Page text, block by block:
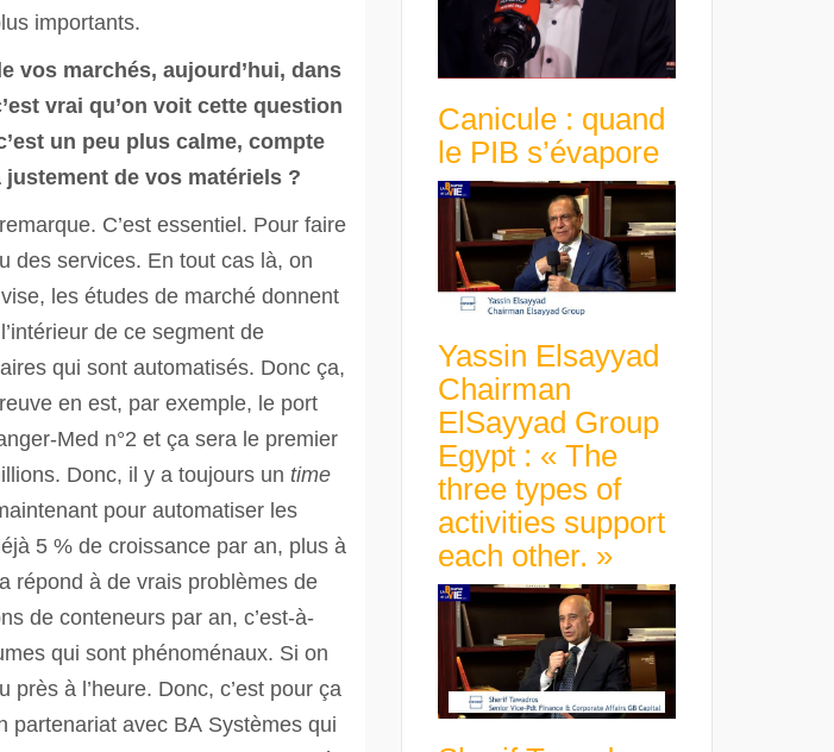
importants.
vos marchés, aujourd’hui, dans
vrai qu’on voit cette question
un peu plus calme, compte
de vos matériels ?
C’est essentiel. Pour faire
des services. En tout cas là, on
les études de marché donnent
de ce segment de
qui sont automatisés. Donc ça,
en est, par exemple, le port
Med n°2 et ça sera le premier
Donc, il y a toujours un time
pour automatiser les
5 % de croissance par an, plus à
répond à de vrais problèmes de
de conteneurs par an, c’est-à-
qui sont phénoménaux. Si on
à l’heure. Donc, c’est pour ça
partenariat avec BA Systèmes qui
Canicule : quand
le PIB s’évapore
Yassin Elsayyad
Chairman
ElSayyad Group
Egypt : « The
three types of
activities support
each other. »